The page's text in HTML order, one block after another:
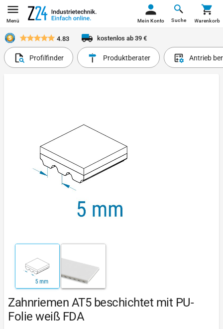
Menü Suche
Mein Konto Warenkorb
4.83 kostenlos ab 39 €
Profilfinder Produktberater Antrieb
Zahnriemen AT5 beschichtet mit PU-
Folie weiß FDA